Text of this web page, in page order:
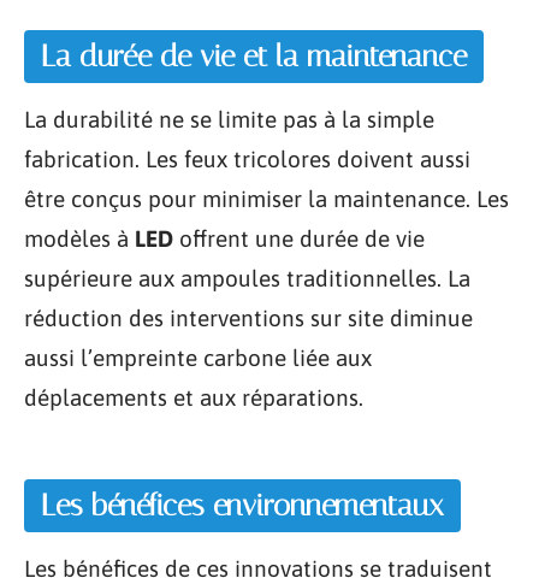
La durée de vie et la maintenance
La durabilité ne se limite pas à la simple
fabrication. Les feux tricolores doivent aussi
être conçus pour minimiser la maintenance. Les
modèles à LED offrent une durée de vie
supérieure aux ampoules traditionnelles. La
réduction des interventions sur site diminue
aussi l’empreinte carbone liée aux
déplacements et aux réparations.
Les bénéfices environnementaux
Les bénéfices de ces innovations se traduisent